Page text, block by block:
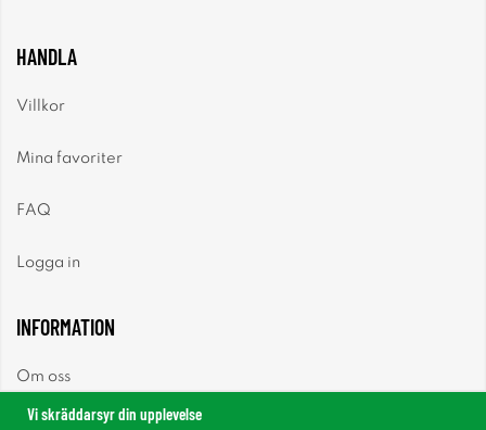
HANDLA
Villkor
Mina favoriter
FAQ
Logga in
INFORMATION
Om oss
Vi skräddarsyr din upplevelse